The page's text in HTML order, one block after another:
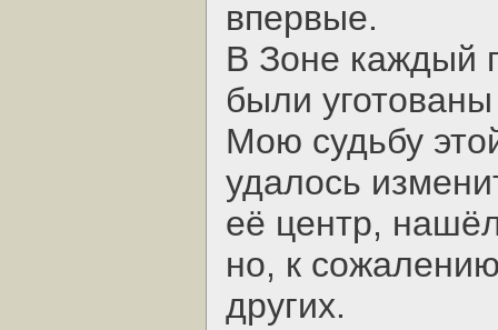
впервые.
В Зоне каждый
были
Мою судьбу
удалось
её центр,
но, к
других.